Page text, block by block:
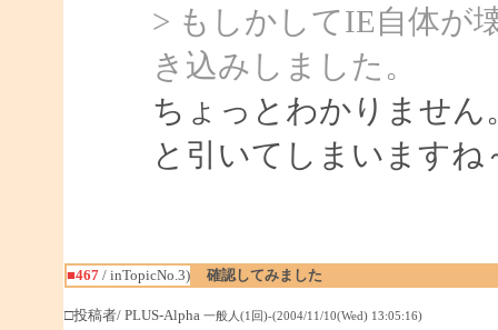
> もしかしてIE自体が
き込みしました。
ちょっとわかりませ
と引いてしまいますね
■467/ inTopicNo.3) 確認してみました
□投稿者/ PLUS-Alpha 一般人(1回)-(2004/11/10(Wed) 13:05:16)